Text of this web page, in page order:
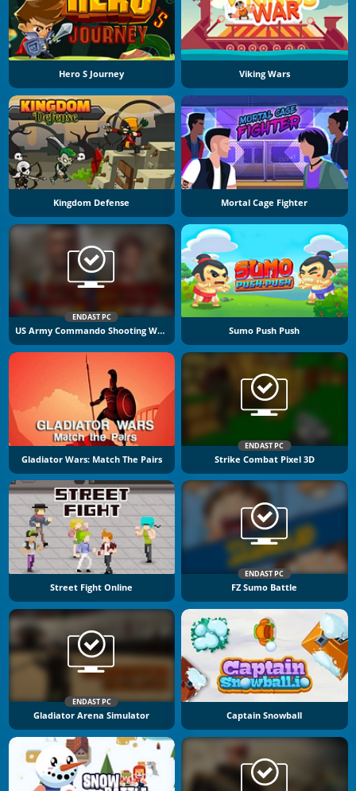
Hero S Journey Viking Wars
Kingdom Defense Mortal Cage Fighter
ENDAST PC
US Army Commando Shooting Warzone Sumo Push Push
Gladiator Wars: Match The Pairs
ENDAST PC
Strike Combat Pixel 3D
Street Fight Online
ENDAST PC
FZ Sumo Battle
ENDAST PC
Gladiator Arena Simulator Captain Snowball